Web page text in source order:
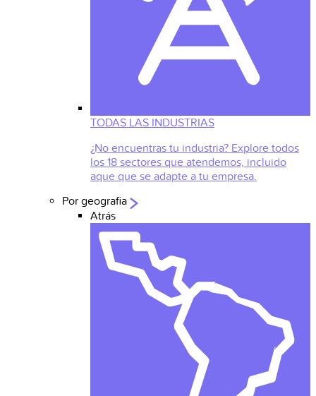
TODAS LAS INDUSTRIAS
¿No encuentras tu industria? Explore todos
los 18 sectores que atendemos, incluido
aque que se adapte a tu empresa.
Por geografia
Atrás